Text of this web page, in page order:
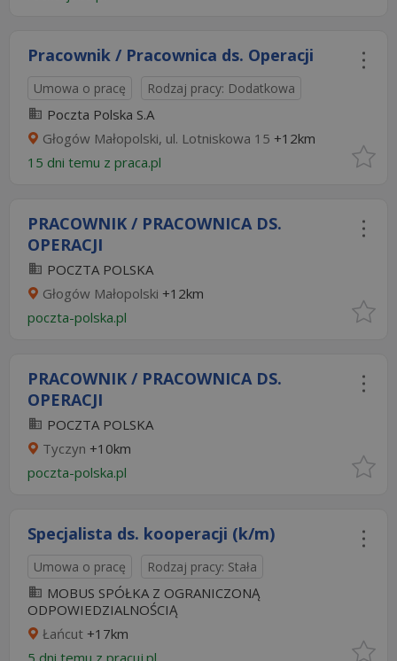
Pracownik / Pracownica ds. Operacji
Umowa o pracę Rodzaj pracy: Dodatkowa
Poczta Polska S.A
Głogów Małopolski, ul. Lotniskowa 15 +12km
15 dni temu z praca.pl
PRACOWNIK / PRACOWNICA DS.
OPERACJI
POCZTA POLSKA
Głogów Małopolski +12km
poczta-polska.pl
PRACOWNIK / PRACOWNICA DS.
OPERACJI
POCZTA POLSKA
Tyczyn +10km
poczta-polska.pl
Specjalista ds. kooperacji (k/m)
Umowa o pracę Rodzaj pracy: Stała
MOBUS SPÓŁKA Z OGRANICZONĄ
ODPOWIEDZIALNOŚCIĄ
Łańcut +17km
5 dni temu z pracuj.pl